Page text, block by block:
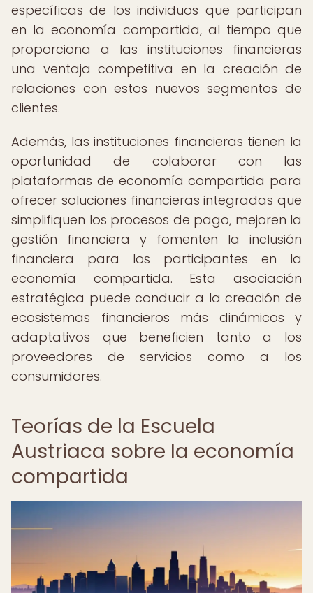
específicas de los individuos que participan
en la economía compartida, al tiempo que
proporciona a las instituciones financieras
una ventaja competitiva en la creación de
relaciones con estos nuevos segmentos de
clientes.
Además, las instituciones financieras tienen la
oportunidad de colaborar con las
plataformas de economía compartida para
ofrecer soluciones financieras integradas que
simplifiquen los procesos de pago, mejoren la
gestión financiera y fomenten la inclusión
financiera para los participantes en la
economía compartida. Esta asociación
estratégica puede conducir a la creación de
ecosistemas financieros más dinámicos y
adaptativos que beneficien tanto a los
proveedores de servicios como a los
consumidores.
Teorías de la Escuela
Austriaca sobre la economía
compartida